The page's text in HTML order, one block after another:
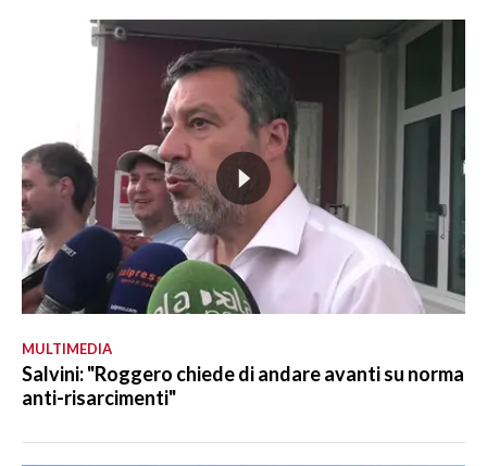
MULTIMEDIA
Salvini: "Roggero chiede di andare avanti su norma
anti-risarcimenti"